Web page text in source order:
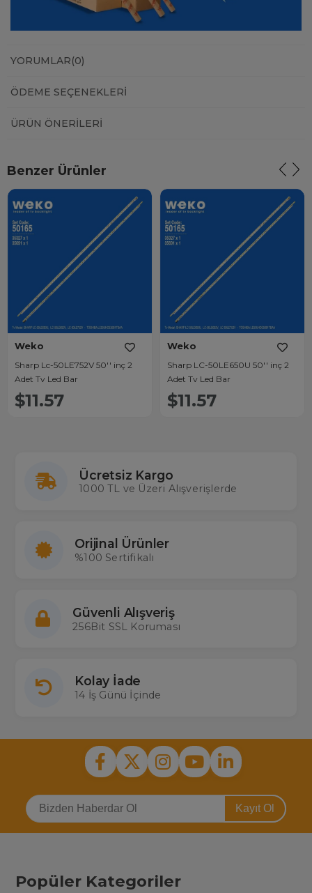
YORUMLAR(0)
ÖDEME SEÇENEKLERI
ÜRÜN ÖNERILERI
Benzer Ürünler
Weko
Sharp Lc-50LE752V 50'' inç 2
Adet Tv Led Bar
$11.57
Weko
Sharp LC-50LE650U 50'' inç 2
Adet Tv Led Bar
$11.57
Ücretsiz Kargo
1000 TL ve Üzeri Alışverişlerde
Orijinal Ürünler
%100 Sertifikalı
Güvenli Alışveriş
256Bit SSL Koruması
Kolay İade
14 İş Günü İçinde
Kayıt Ol
Popüler Kategoriler